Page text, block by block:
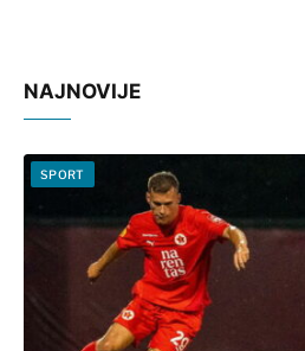
NAJNOVIJE
SPORT